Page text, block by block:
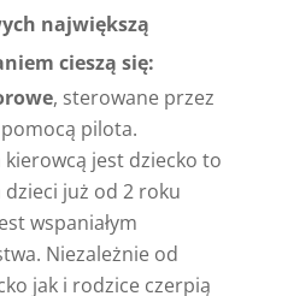
największą
cieszą się:
, sterowane przez
pilota.
jest dziecko to
już od 2 roku
wspaniałym
Niezależnie od
jak i rodzice czerpią